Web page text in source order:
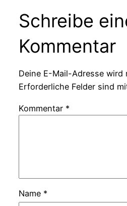
Schreibe
Kommentar
Deine E-Mail-Adresse
Erforderliche Felder sind
Kommentar *
Name *